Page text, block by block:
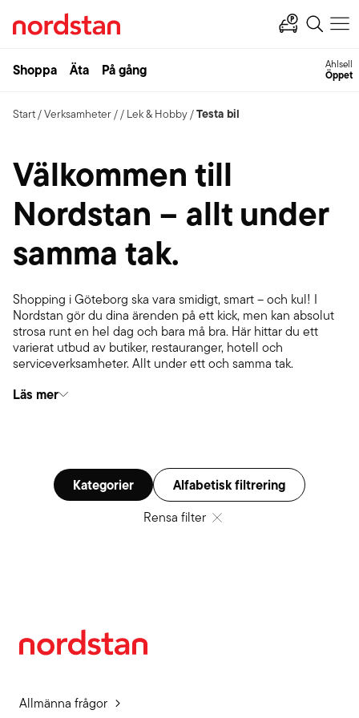
Shoppa Äta På gång Ahlsell
Öppet
Start/Verksamheter// Lek & Hobby/Testa bil
Välkommen till
Nordstan – allt under
samma tak.
Shopping i Göteborg ska vara smidigt, smart – och kul! I
Nordstan gör du dina ärenden på ett kick, men kan absolut
strosa runt en hel dag och bara må bra. Här hittar du ett
varierat utbud av butiker, restauranger, hotell och
serviceverksamheter. Allt under ett och samma tak.
Läs mer
Kategorier Alfabetisk filtrering
Rensa filter
Allmänna frågor